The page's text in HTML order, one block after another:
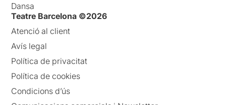
Dansa
Teatre Barcelona ©2026
Atenció al client
Avís legal
Política de privacitat
Política de cookies
Condicions d’ús